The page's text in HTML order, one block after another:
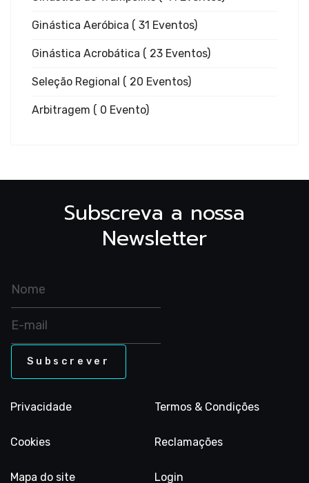
para
Ginástica Aeróbica ( 31 Eventos)
Ginástica Acrobática ( 23 Eventos)
Seleção Regional ( 20 Eventos)
Arbitragem ( 0 Evento)
Subscreva a nossa
Newsletter
Privacidade Termos & Condições
Cookies Reclamações
Mapa do site Login